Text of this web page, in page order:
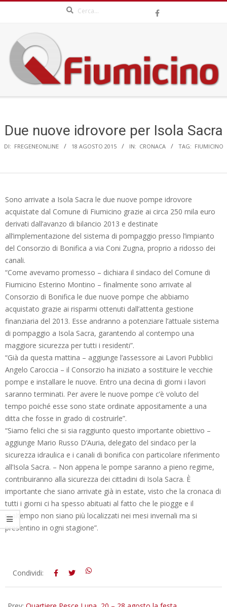
content
QFIUMICINO.COM
Menu
Due nuove idrovore per Isola Sacra
DI: FREGENEONLINE 18 AGOSTO 2015 IN: CRONACA TAG: FIUMICINO
Sono arrivate a Isola Sacra le due nuove pompe idrovore
acquistate dal Comune di Fiumicino grazie ai circa 250 mila euro
derivati dall’avanzo di bilancio 2013 e destinate
all’implementazione del sistema di pompaggio presso l’impianto
del Consorzio di Bonifica a via Coni Zugna, proprio a ridosso dei
canali.
“Come avevamo promesso – dichiara il sindaco del Comune di
Fiumicino Esterino Montino – finalmente sono arrivate al
Consorzio di Bonifica le due nuove pompe che abbiamo
acquistato grazie ai risparmi ottenuti dall’attenta gestione
finanziaria del 2013. Esse andranno a potenziare l’attuale sistema
di pompaggio a Isola Sacra, garantendo al contempo una
maggiore sicurezza per tutti i residenti”.
“Già da questa mattina – aggiunge l’assessore ai Lavori Pubblici
Angelo Caroccia – il Consorzio ha iniziato a sostituire le vecchie
pompe e installare le nuove. Entro una decina di giorni i lavori
saranno terminati. Per avere le nuove pompe c’è voluto del
tempo poiché esse sono state ordinate appositamente a una
ditta che fosse in grado di costruirle”.
“Siamo felici che si sia raggiunto questo importante obiettivo –
aggiunge Mario Russo D’Auria, delegato del sindaco per la
sicurezza idraulica e i canali di bonifica con particolare riferimento
all’Isola Sacra. – Non appena le pompe saranno a pieno regime,
contribuiranno alla sicurezza dei cittadini di Isola Sacra. È
importante che siano arrivate già in estate, visto che la cronaca di
tutti i giorni ci ha spesso abituati al fatto che le piogge e il
maltempo non siano più localizzati nei mesi invernali ma si
presentino in ogni stagione”.
2015-
Condividi: